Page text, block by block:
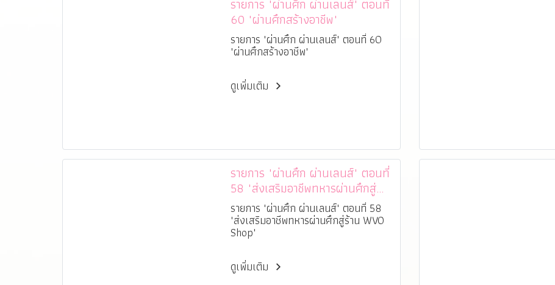
รายการ "ผ่านศึก ผ่านเลนส์" ตอนที่
60 "ผ่านศึกสร้างอาชีพ"
รายการ "ผ่านศึก ผ่านเลนส์" ตอนที่ 60
"ผ่านศึกสร้างอาชีพ"
ดูเพิ่มเติม
รายการ "ผ่านศึก ผ่านเลนส์" ตอนที่
58 "ส่งเสริมอาชีพทหารผ่านศึกสู่
ร้าน WVO Shop"
รายการ "ผ่านศึก ผ่านเลนส์" ตอนที่ 58
"ส่งเสริมอาชีพทหารผ่านศึกสู่ร้าน WVO
Shop"
ดูเพิ่มเติม